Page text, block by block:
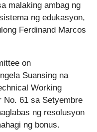
malaking ambag ng
ng edukasyon,
Ferdinand Marcos
on
Suansing na
Working
No. 61 sa Setyembre
ng resolusyon
ng bonus.